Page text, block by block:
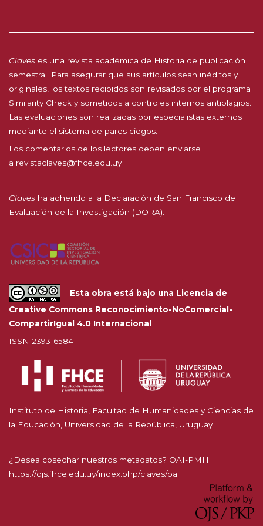
Claves es una revista académica de Historia de publicación
semestral. Para asegurar que sus artículos sean inéditos y
originales, los textos recibidos son revisados por el programa
Similarity Check y sometidos a controles internos antiplagios.
Las evaluaciones son realizadas por especialistas externos
mediante el sistema de pares ciegos.
Los comentarios de los lectores deben enviarse
a revistaclaves@fhce.edu.uy
Claves ha adherido a la Declaración de San Francisco de
Evaluación de la Investigación (DORA).
Esta obra está bajo una Licencia de
Creative Commons Reconocimiento-NoComercial-
CompartirIgual 4.0 Internacional
ISSN 2393-6584
Instituto de Historia, Facultad de Humanidades y Ciencias de
la Educación, Universidad de la República, Uruguay
¿Desea cosechar nuestros metadatos? OAI-PMH
https://ojs.fhce.edu.uy/index.php/claves/oai